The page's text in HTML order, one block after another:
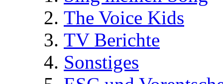
The Voice Kids
TV Berichte
Sonstiges